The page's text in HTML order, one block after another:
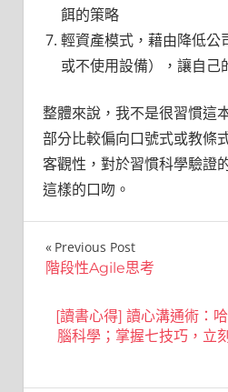
餌的策略
輕資產模式，藉由降低公
或不使用設備），讓自己
整體來說，我不是很習慣這
部分比較偏向口號式或教條
客觀性，對於習慣科學驗證
這樣的口吻。
文
導
Previous Post
階段性Agile思考
[讀書心得] 讀心溝通術：
腦科學；掌握七技巧，立